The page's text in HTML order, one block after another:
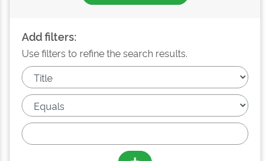
Add filters:
Use filters to refine the search results.